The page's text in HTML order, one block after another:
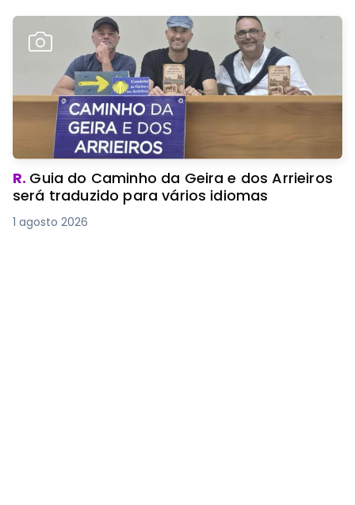
R. Guia do Caminho da Geira e dos Arrieiros
será traduzido para vários idiomas
1 agosto 2026